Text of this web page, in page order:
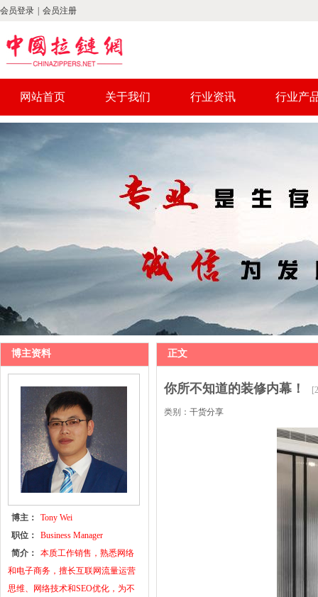
会员登录 会员注册
网站首页 关于我们 行业资讯 行业产
博主资料
博主：
Tony Wei
职位：
Business Manager
简介：
本质工作销售，熟悉网络
和电子商务，擅长互联网流量运营
思维、网络技术和SEO优化，为不
正文
你所不知道的装修内幕！
类别： 干货分享